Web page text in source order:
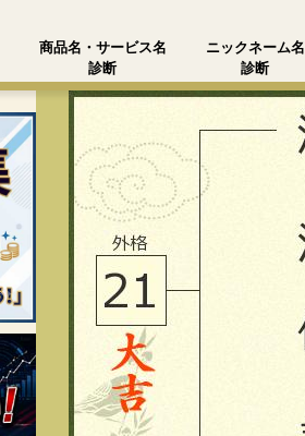
商品名・サービス名
診断
ニックネーム名
診断